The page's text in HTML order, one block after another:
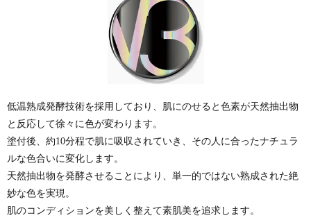
低温熟成発酵技術を採用しており、肌にのせると色素が天然抽出物
と反応して徐々に色が変わります。
塗付後、約10分程で肌に吸収されていき、その人に合ったナチュラ
ルな色合いに変化します。
天然抽出物を発酵させることにより、単一的ではない熟成された絶
妙な色を実現。
肌のコンディションを美しく整えて素肌美を追求します。